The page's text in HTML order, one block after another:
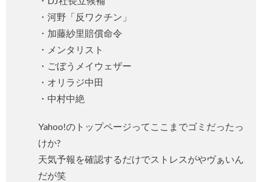
・河野「反ワクチン」
・加藤紗里賠償命令
・メンタリスト
・ごぼうメイウェザー
・オリラジ中田
・中村中絶
Yahoo!のトップページってここまでゴミだったっ
けか?
天気予報を確認するだけでストレスがやヴぁいん
だが笑